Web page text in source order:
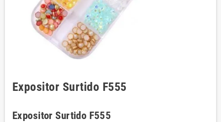
Expositor Surtido F555
Expositor Surtido F555